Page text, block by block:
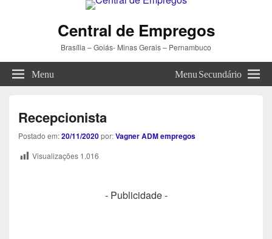
Central de Empregos
Brasília – Goiás- Minas Gerais – Pernambuco
Menu Menu Secundário
Recepcionista
Postado em:20/11/2020por:Vagner ADM empregos
Visualizações 1.016
- Publicidade -